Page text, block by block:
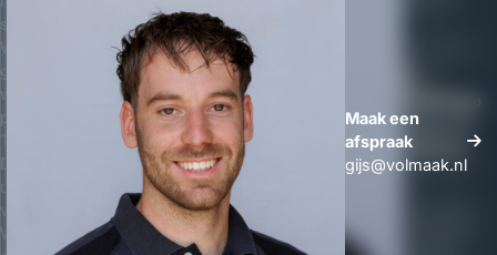
staan.
Wij doen geen concessies in afwerking. Elk detail telt. Of het nu
gaat om maatwerk meubels in Overloon of een compleet
woninginterieur. Wij stoppen pas wanneer het eindresultaat
perfect is.
Transparantie vinden wij net zo belangrijk als vakmanschap.
Daarom ontvangt u een duidelijke offerte waarin de kosten van
uw interieurbouw overzichtelijk zijn opgenomen. Geen
verrassingen achteraf, maar helder inzicht in prijs en uitvoering.
Wij werken veel in Overloon en vinden het belangrijk om lokaal
Maak een
afspraak
Maak een
afspraak
gijs@volmaak.nl